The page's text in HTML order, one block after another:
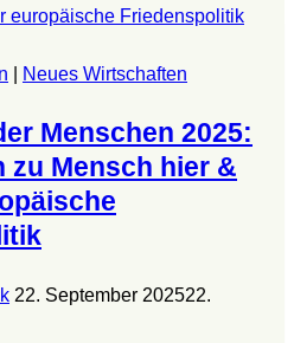
Neues Wirtschaften
Menschen 2025:
zu Mensch hier &
22. September 202522.